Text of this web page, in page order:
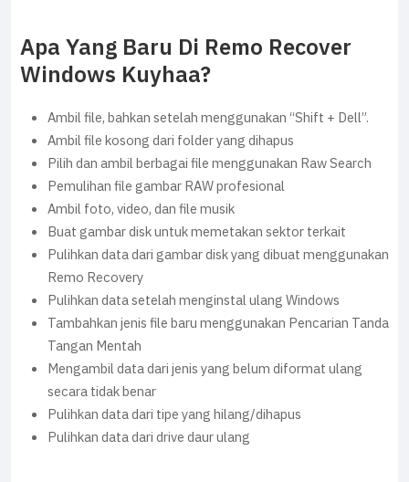
Apa Yang Baru Di Remo Recover
Windows Kuyhaa?
Ambil file, bahkan setelah menggunakan “Shift + Dell”.
Ambil file kosong dari folder yang dihapus
Pilih dan ambil berbagai file menggunakan Raw Search
Pemulihan file gambar RAW profesional
Ambil foto, video, dan file musik
Buat gambar disk untuk memetakan sektor terkait
Pulihkan data dari gambar disk yang dibuat menggunakan
Remo Recovery
Pulihkan data setelah menginstal ulang Windows
Tambahkan jenis file baru menggunakan Pencarian Tanda
Tangan Mentah
Mengambil data dari jenis yang belum diformat ulang
secara tidak benar
Pulihkan data dari tipe yang hilang/dihapus
Pulihkan data dari drive daur ulang